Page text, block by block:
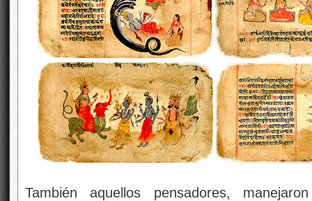
También aquellos pensadores,